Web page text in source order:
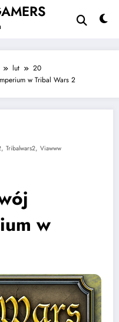
lut
20
w Tribal Wars 2
, Tribalwars2, Viawww
w